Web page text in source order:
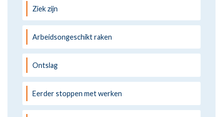
Ziek zijn
Arbeidsongeschikt raken
Ontslag
Eerder stoppen met werken